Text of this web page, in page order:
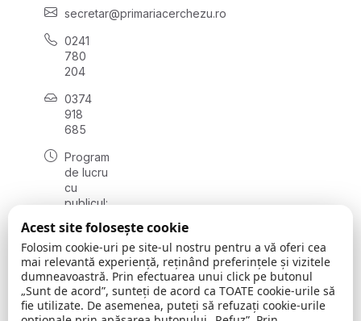
secretar@primariacerchezu.ro
0241
780
204
0374
918
685
Program
de lucru
cu
publicul:
08:00 -
16:30
, vineri:
08:00 -
14:00
Acest site folosește cookie
Folosim cookie-uri pe site-ul nostru pentru a vă oferi cea
mai relevantă experiență, reținând preferințele și vizitele
dumneavoastră. Prin efectuarea unui click pe butonul
„Sunt de acord”, sunteți de acord ca TOATE cookie-urile să
fie utilizate. De asemenea, puteți să refuzați cookie-urile